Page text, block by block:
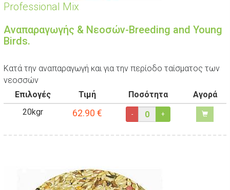
Professional Mix
Αναπαραγωγής & Νεοσών-Breeding and Young
Birds.
Κατά την αναπαραγωγή και για την περίοδο ταίσματος των
νεοσσών
Επιλογές
Τιμή Ποσότητα
Αγορά
20kgr
62.90 € - +